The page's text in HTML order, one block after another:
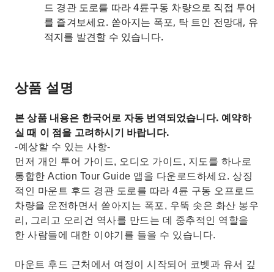
드 경관 도로를 따라 4륜구동 차량으로 직접 투어
를 즐겨보세요. 쏟아지는 폭포, 탁 트인 전망대, 유
적지를 발견할 수 있습니다.
상품 설명
본 상품 내용은 한국어로 자동 번역되었습니다. 예약하
실 때 이 점을 고려하시기 바랍니다.
-예상할 수 있는 사항-
먼저 개인 투어 가이드, 오디오 가이드, 지도를 하나로
통합한 Action Tour Guide 앱을 다운로드하세요. 상징
적인 마운트 후드 경관 도로를 따라 4륜 구동 오프로드
차량을 운전하면서 쏟아지는 폭포, 우뚝 솟은 화산 봉우
리, 그리고 오리건 역사를 만드는 데 중추적인 역할을
한 사람들에 대한 이야기를 들을 수 있습니다.
마운트 후드 근처에서 여정이 시작되어 코벳과 유서 깊